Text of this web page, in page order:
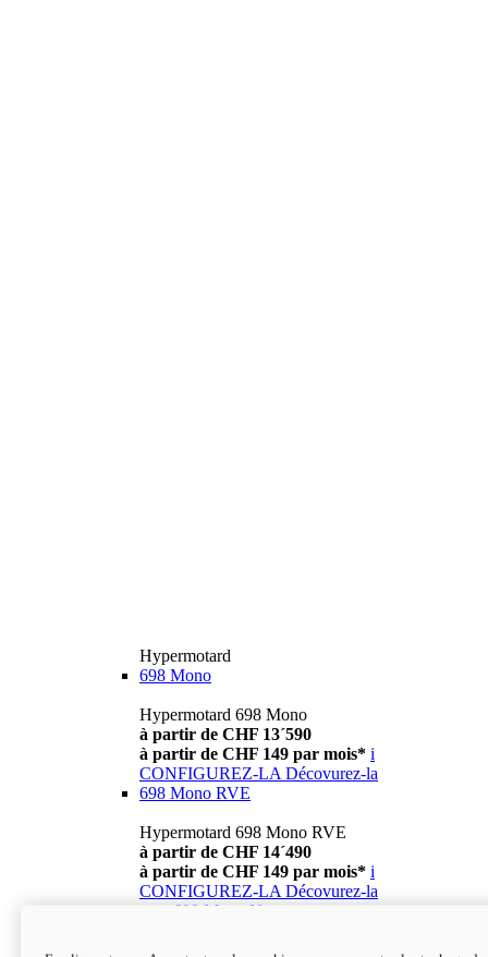
Hypermotard
698 Mono
Hypermotard 698 Mono
à partir de CHF 13´590
à partir de CHF 149 par mois* i
CONFIGUREZ-LA Décovurez-la
698 Mono RVE
Hypermotard 698 Mono RVE
à partir de CHF 14´490
à partir de CHF 149 par mois* i
CONFIGUREZ-LA Décovurez-la
698 Mono Nera
Hypermotard 698 Mono Nera